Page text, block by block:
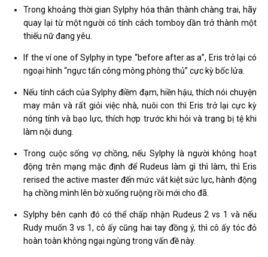
Trong khoảng thời gian Sylphy hóa thân thành chàng trai, hãy
quay lại từ một người có tính cách tomboy dần trở thành một
thiếu nữ đang yêu.
If the ví one of Sylphy in type “before after as a”, Eris trở lại có
ngoại hình “ngực tấn công mông phòng thủ” cực kỳ bốc lửa.
Nếu tính cách của Sylphy điềm đạm, hiền hậu, thích nói chuyện
may mắn và rất giỏi việc nhà, nuôi con thì Eris trở lại cực kỳ
nóng tính và bạo lực, thích hợp trước khi hỏi và trang bị tệ khi
làm nội dung.
Trong cuộc sống vợ chồng, nếu Sylphy là người không hoạt
động trên mạng mặc định để Rudeus làm gì thì làm, thì Eris
rerised the active master đến mức vắt kiệt sức lực, hành động
hạ chồng mình lên bờ xuống ruộng rồi mới cho đã.
Sylphy bên cạnh đó có thể chấp nhận Rudeus 2 vs 1 và nếu
Rudy muốn 3 vs 1, cô ấy cũng hai tay đồng ý, thì cô ấy tóc đỏ
hoàn toàn không ngại ngùng trong vấn đề này.